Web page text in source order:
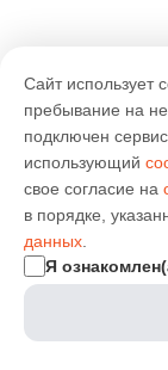
Сайт использует
пребывание на
подключен
использующий
свое согласие на
в порядке,
данных
Я